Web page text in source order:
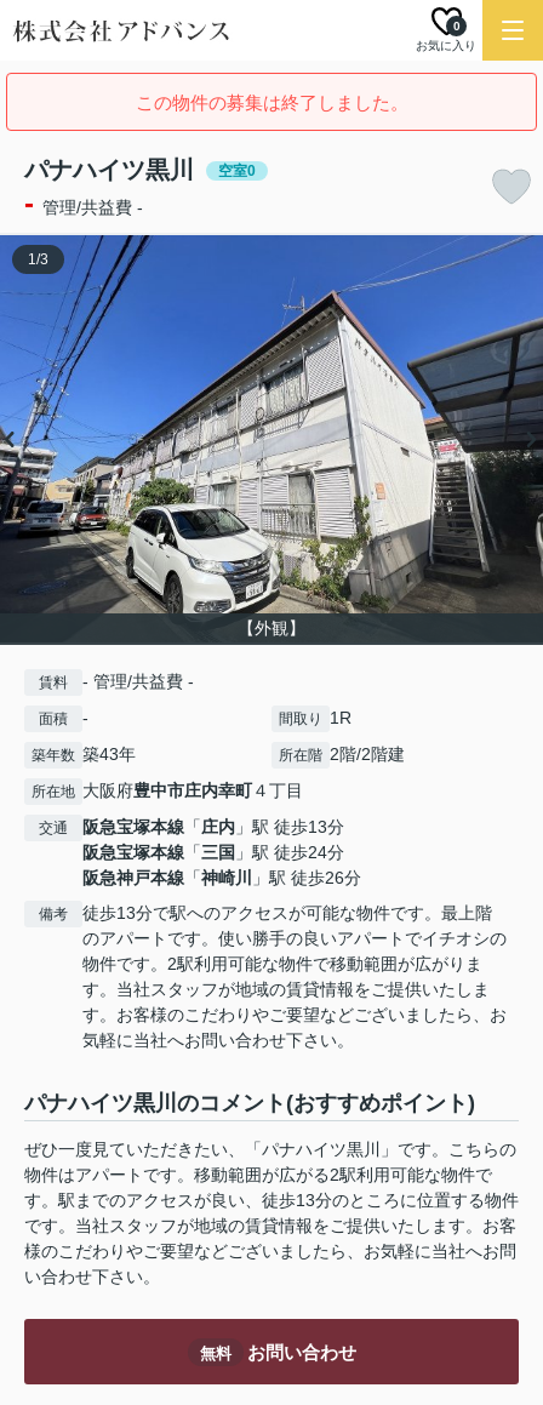
お気に入り
0
この物件の募集は終了しました。
パナハイツ黒川 空室0
- 管理/共益費 -
【外観】
1/3
賃料 - 管理/共益費 -
面積 - 間取り 1R
築年数 築43年 所在階 2階/2階建
所在地 大阪府豊中市庄内幸町４丁目
交通 阪急宝塚本線 「庄内 」駅 徒歩13分
阪急宝塚本線 「三国 」駅 徒歩24分
阪急神戸本線 「神崎川 」駅 徒歩26分
備考
徒歩13分で駅へのアクセスが可能な物件です。最上階
のアパートです。使い勝手の良いアパートでイチオシの
物件です。2駅利用可能な物件で移動範囲が広がりま
す。当社スタッフが地域の賃貸情報をご提供いたしま
す。お客様のこだわりやご要望などございましたら、お
気軽に当社へお問い合わせ下さい。
パナハイツ黒川のコメント(おすすめポイント)
ぜひ一度見ていただきたい、「パナハイツ黒川」です。こちらの
物件はアパートです。移動範囲が広がる2駅利用可能な物件で
す。駅までのアクセスが良い、徒歩13分のところに位置する物件
です。当社スタッフが地域の賃貸情報をご提供いたします。お客
様のこだわりやご要望などございましたら、お気軽に当社へお問
い合わせ下さい。
無料 お問い合わせ